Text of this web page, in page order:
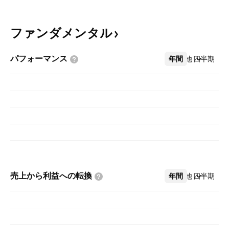
ファンダメンタル
パフォーマンス 年間 四半期
その他
売上から利益への転換 年間 四半期
その他